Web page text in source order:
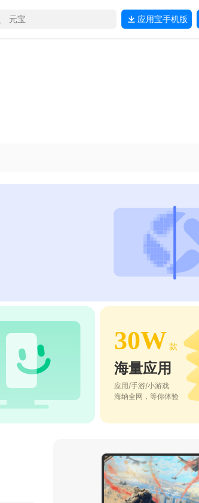
应用宝手机版
30W 款
海量应用
应用/手游/小游戏
海纳全网，等你体验